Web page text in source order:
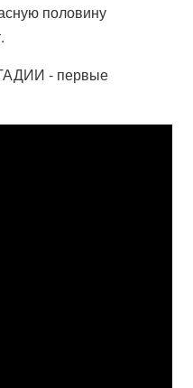
половину
- первые